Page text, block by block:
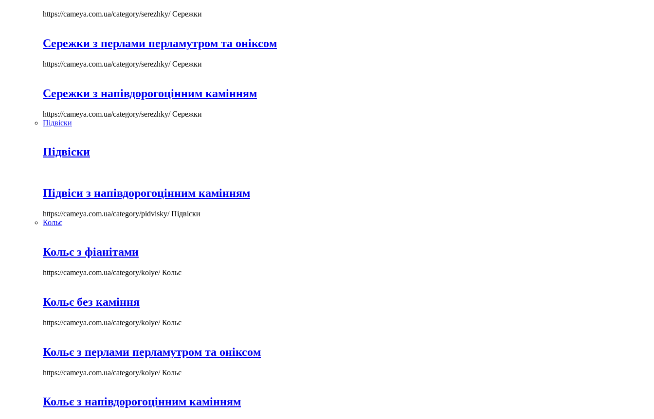
https://cameya.com.ua/category/serezhky/Сережки
Сережки з перлами перламутром та оніксом
https://cameya.com.ua/category/serezhky/Сережки
Сережки з напівдорогоцінним камінням
https://cameya.com.ua/category/serezhky/Сережки
Підвіски
Підвіски
Підвіси з напівдорогоцінним камінням
https://cameya.com.ua/category/pidvisky/Підвіски
Кольє
Кольє з фіанітами
https://cameya.com.ua/category/kolye/Кольє
Кольє без каміння
https://cameya.com.ua/category/kolye/Кольє
Кольє з перлами перламутром та оніксом
https://cameya.com.ua/category/kolye/Кольє
Кольє з напівдорогоцінним камінням